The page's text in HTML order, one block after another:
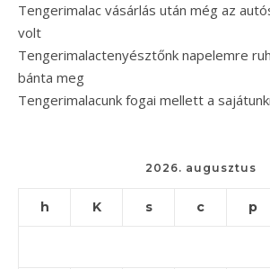
Tengerimalac vásárlás után még az
volt
Tengerimalactenyésztőnk napelemre
bánta meg
Tengerimalacunk fogai mellett a
2026. augusztus
h K s c p